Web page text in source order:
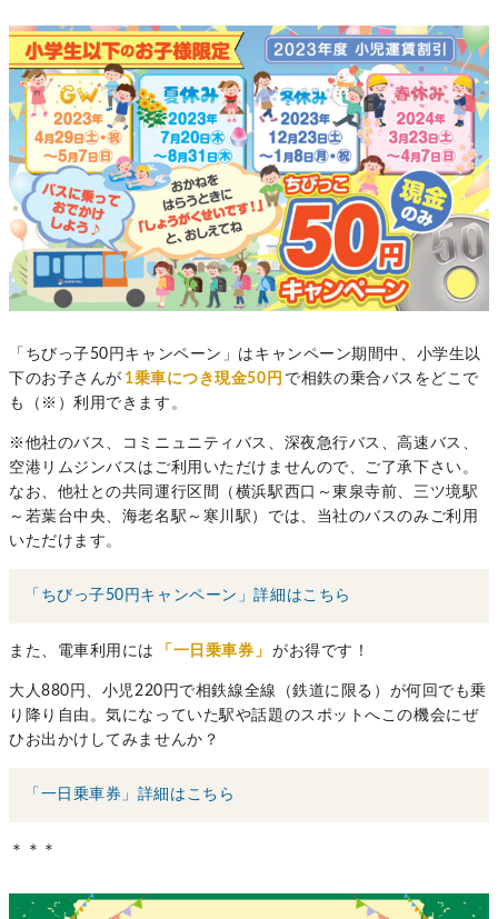
「ちびっ子50円キャンペーン」はキャンペーン期間中、小学生以
下のお子さんが 1乗車につき現金50円 で相鉄の乗合バスをどこで
も（※）利用できます。
※他社のバス、コミニュニティバス、深夜急行バス、高速バス、
空港リムジンバスはご利用いただけませんので、ご了承下さい。
なお、他社との共同運行区間（横浜駅西口～東泉寺前、三ツ境駅
～若葉台中央、海老名駅～寒川駅）では、当社のバスのみご利用
いただけます。
「ちびっ子50円キャンペーン」詳細はこちら
また、電車利用には 「一日乗車券」 がお得です！
大人880円、小児220円で相鉄線全線（鉄道に限る）が何回でも乗
り降り自由。気になっていた駅や話題のスポットへこの機会にぜ
ひお出かけしてみませんか？
「一日乗車券」詳細はこちら
＊＊＊